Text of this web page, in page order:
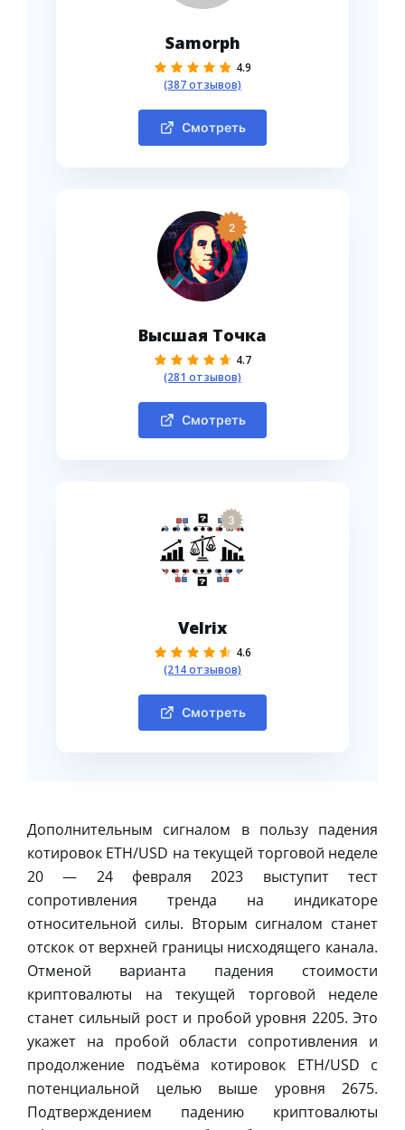
Samorph
4.9
(387 отзывов)
Смотреть
2
Высшая Точка
4.7
(281 отзывов)
Смотреть
3
Velrix
4.6
(214 отзывов)
Смотреть
Дополнительным сигналом в пользу падения
котировок ETH/USD на текущей торговой неделе
20 — 24 февраля 2023 выступит тест
сопротивления тренда на индикаторе
относительной силы. Вторым сигналом станет
отскок от верхней границы нисходящего канала.
Отменой варианта падения стоимости
криптовалюты на текущей торговой неделе
станет сильный рост и пробой уровня 2205. Это
укажет на пробой области сопротивления и
продолжение подъёма котировок ETH/USD с
потенциальной целью выше уровня 2675.
Подтверждением падению криптовалюты